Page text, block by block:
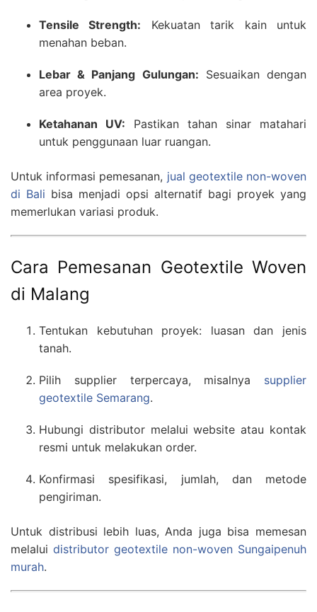
Tensile Strength: Kekuatan tarik kain untuk
menahan beban.
Lebar & Panjang Gulungan: Sesuaikan dengan
area proyek.
Ketahanan UV: Pastikan tahan sinar matahari
untuk penggunaan luar ruangan.
Untuk informasi pemesanan, jual geotextile non-woven
di Bali bisa menjadi opsi alternatif bagi proyek yang
memerlukan variasi produk.
Cara Pemesanan Geotextile Woven
di Malang
Tentukan kebutuhan proyek: luasan dan jenis
tanah.
Pilih supplier terpercaya, misalnya supplier
geotextile Semarang.
Hubungi distributor melalui website atau kontak
resmi untuk melakukan order.
Konfirmasi spesifikasi, jumlah, dan metode
pengiriman.
Untuk distribusi lebih luas, Anda juga bisa memesan
melalui distributor geotextile non-woven Sungaipenuh
murah.